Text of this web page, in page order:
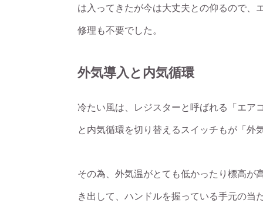
は入ってきたが今は大丈夫との仰るので、
修理も不要でした。
外気導入と内気循環
冷たい風は、レジスターと呼ばれる「エア
と内気循環を切り替えるスイッチもが「外
その為、外気温がとても低かったり標高が
き出して、ハンドルを握っている手元の当